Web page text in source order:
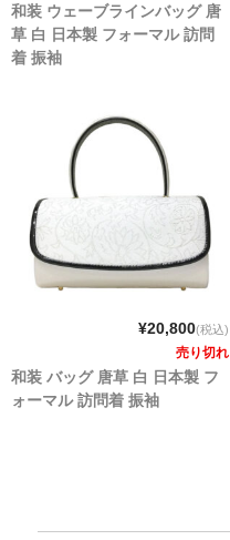
和装 ウェーブラインバッグ 唐
草 白 日本製 フォーマル 訪問
着 振袖
¥20,800(税込)
売り切れ
和装 バッグ 唐草 白 日本製 フ
ォーマル 訪問着 振袖